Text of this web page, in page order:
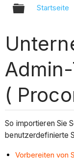
Startseite
(
So importieren Sie
benutzerdefinierte
Vorbereiten von